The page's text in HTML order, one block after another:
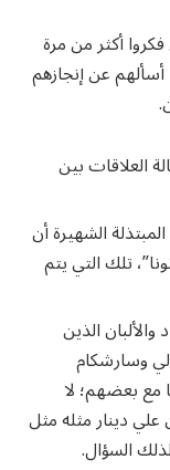
أكثر من مرة
أسألهم عن إنجازهم
العلاقات بين
الشهيرة أن
تلك التي يتم
الذين
وسارشكام
مع بعضهم؛ لا
دينار مثله مثل
السؤال.